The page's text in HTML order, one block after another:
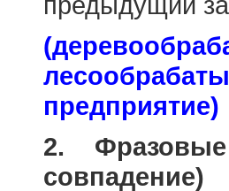
предприятие)
2.
совпадение)